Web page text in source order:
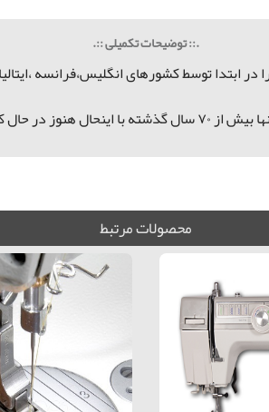
.:: توضیحات تکمیلی ::.
كار هستند.
محصولات مرتبط